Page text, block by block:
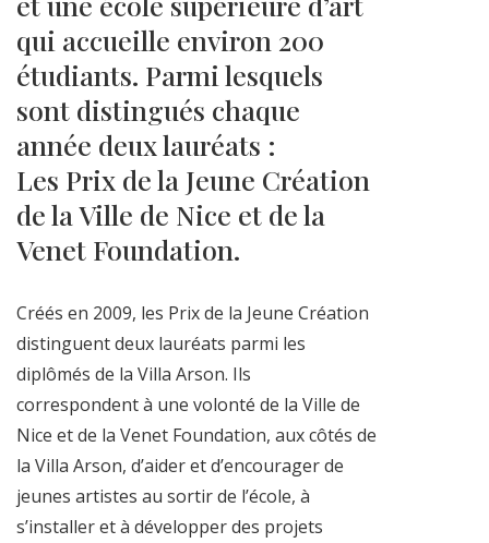
qui accueille environ 200
étudiants. Parmi lesquels
sont distingués chaque
année deux lauréats :
Les Prix de la Jeune Création
de la Ville de Nice et de la
Venet Foundation.
Créés en 2009, les Prix de la Jeune Création
distinguent deux lauréats parmi les
diplômés de la Villa Arson. Ils
correspondent à une volonté de la Ville de
Nice et de la Venet Foundation, aux côtés de
la Villa Arson, d’aider et d’encourager de
jeunes artistes au sortir de l’école, à
s’installer et à développer des projets